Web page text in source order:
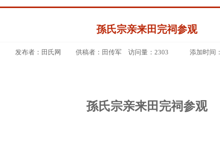
孫氏宗亲来田完祠参观
发布者：田氏网 供稿者：田传军 访问量：2303 添加时间：
孫氏宗亲来田完祠参观